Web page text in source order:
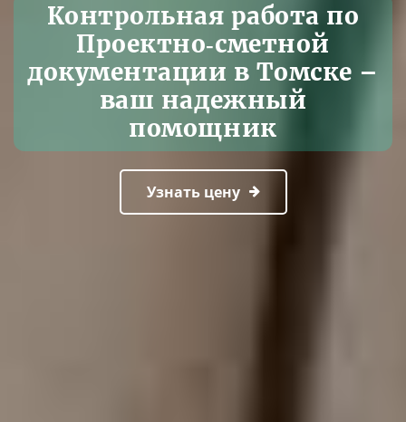
Контрольная работа по
Проектно‑сметной
документации в Томске –
ваш надежный
помощник
Узнать цену